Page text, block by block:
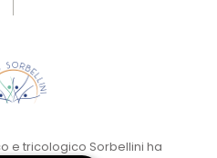
e tricologico Sorbellini ha